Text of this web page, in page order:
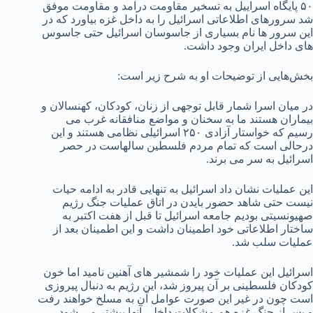
۵۰ پایگاه اسراییل به تسخیر مقاومت درآمد و مقاومت موفق
شد سرورهای اطلاعاتی اسرائیل را به داخل غزه بیاورد که در
این سرور ها نام بسیاری از جاسوسان اسرائیل حتی جاسوس
های داخل ایران وجود داشت.
بخش‌هایی از توضیحات او به شرح زیر است:
در میان اسرا شمار قابل توجهی از زنان، کودکان، کهنسالان و
بیماران هستند ما به سخنان و مواضع منافقانه غرب می
رسیم که خواستار آزادی ۲۵۰ اسرائیلی نظامی هستند و این
درحالی است که تمام مردم فلسطین سالهاست در حصر
اسرائیل به سر می برند.
این عملیات نشان داد اسرائیل به تنهایی قادر به ادامه حیات
نیست حتی شاهد حضور بایدن در اتاق عملیات جنگ رژیم
صهیونسیتی بودیم جامعه اسرائیل تا قبل از هفت اکتبر به
ساختار اطلاعاتی خود اطمینان داشت و این اطمینان بعد از
عملیات سلب شد.
اسرائیل این عملیات خود را شمشیر های آهنین نامید اما خون
کودکان فلسطینی بر آن پیروز شد، این رژیم به دنبال پیروزی
است چون در غیر این صورت عوامل آن به مسلخ خواهند رفت